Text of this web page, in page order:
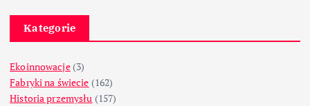
Kategorie
Ekoinnowacje(3)
Fabryki na świecie (162)
Historia przemysłu (157)